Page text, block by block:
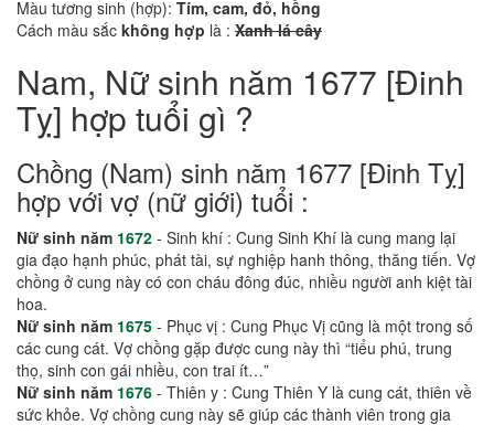
Màu tương sinh (hợp): Tím, cam, đỏ, hồng
Cách màu sắc không hợp là : Xanh lá cây
Nam, Nữ sinh năm 1677 [Đinh
Tỵ] hợp tuổi gì ?
Chồng (Nam) sinh năm 1677 [Đinh Tỵ]
hợp với vợ (nữ giới) tuổi :
Nữ sinh năm 1672 - Sinh khí : Cung Sinh Khí là cung mang lại
gia đạo hạnh phúc, phát tài, sự nghiệp hanh thông, thăng tiến. Vợ
chồng ở cung này có con cháu đông đúc, nhiều người anh kiệt tài
hoa.
Nữ sinh năm 1675 - Phục vị : Cung Phục Vị cũng là một trong số
các cung cát. Vợ chồng gặp được cung này thì “tiểu phú, trung
thọ, sinh con gái nhiều, con trai ít…”
Nữ sinh năm 1676 - Thiên y : Cung Thiên Y là cung cát, thiên về
sức khỏe. Vợ chồng cung này sẽ giúp các thành viên trong gia